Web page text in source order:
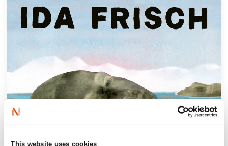
This website uses cookies